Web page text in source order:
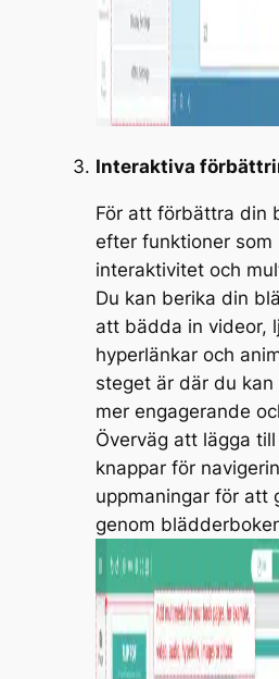
Interaktiva
För att förbättra din
efter funktioner som
interaktivitet och
Du kan berika din
att bädda in videor,
hyperlänkar och
steget är där du
mer engagerande
Överväg att lägga
knappar för
uppmaningar för att
genom